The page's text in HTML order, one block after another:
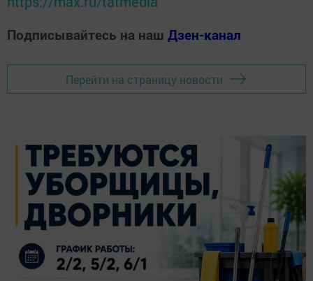
Подписывайтесь на наш Дзен-канал
Перейти на страницу новости